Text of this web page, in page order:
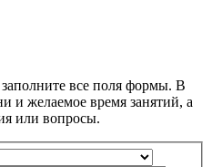
все поля формы. В
и желаемое время занятий, а
или вопросы.